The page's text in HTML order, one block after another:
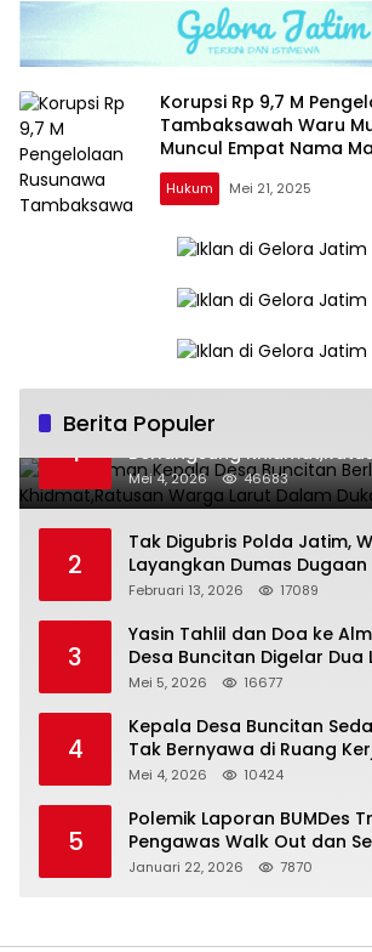
Korupsi Rp 9,7 M
Tambaksawah Waru
Muncul Empat Nama
Dinas Yang Diduga
Hukum Mei 21, 2025
Berita Populer
1
Pemakaman Kepala Desa
Berlangsung
Larut Dalam Duka Yang
Mei 4, 2026 46683
2
Tak Digubris Polda Jatim,
Layangkan Dumas
Oknum DPRD Sidoarjo ke
Februari 13, 2026 17089
3
Yasin Tahlil dan Doa ke
Desa Buncitan Digelar Dua
Mei 5, 2026 16677
4
Kepala Desa Buncitan
Tak Bernyawa di Ruang
Bunuh Diri Menguat
Mei 4, 2026 10424
5
Polemik Laporan BUMDes
Pengawas Walk Out dan
Kejanggalan
Januari 22, 2026 7870